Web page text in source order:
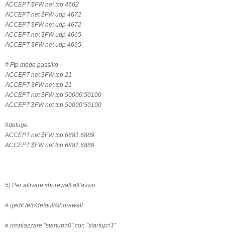
ACCEPT $FW net tcp 4662
ACCEPT net $FW udp 4672
ACCEPT $FW net udp 4672
ACCEPT net $FW udp 4665
ACCEPT $FW net udp 4665
# Ftp modo passivo
ACCEPT net $FW tcp 21
ACCEPT $FW net tcp 21
ACCEPT net $FW tcp 50000:50100
ACCEPT $FW net tcp 50000:50100
#deluge
ACCEPT net $FW tcp 6881:6889
ACCEPT $FW net tcp 6881:6889
5) Per attivare shorewall all’avvio:
# gedit /etc/default/shorewall
e rimpiazzare "startup=0" con "startup=1"